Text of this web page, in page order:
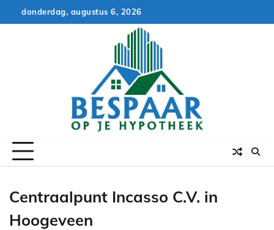
to
donderdag, augustus 6, 2026
Centraalpunt Incasso C.V. in
Hoogeveen